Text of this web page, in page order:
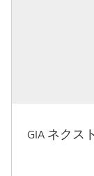
GIA ネクス